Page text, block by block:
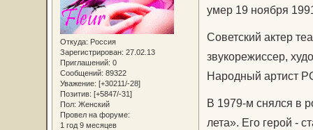
Откуда: Россия
Зарегистрирован: 27.02.13
Приглашений: 0
Сообщений: 89322
Уважение: [+30211/-28]
Позитив: [+5847/-31]
Пол: Женский
Провел на форуме:
1 год 9 месяцев
умер 19 ноября
Советский актер
звукорежиссер,
Народный артист
В 1979-м снялся в
лета». Его герой -